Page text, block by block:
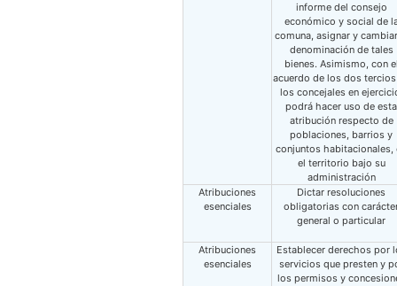
informe del consejo
económico y social de
comuna, asignar y
denominación de tales
bienes. Asimismo, con
acuerdo de los dos
los concejales en
podrá hacer uso de esta
atribución respecto de
poblaciones, barrios y
conjuntos habitacionales,
el territorio bajo su
administración
Atribuciones
esenciales
Dictar resoluciones
obligatorias con
general o particular
Atribuciones
esenciales
Establecer derechos por
servicios que presten y
los permisos y